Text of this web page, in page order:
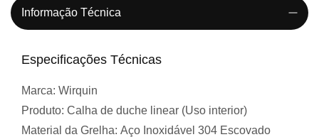
Informação Técnica
Especificações Técnicas
Marca: Wirquin
Produto: Calha de duche linear (Uso interior)
Material da Grelha: Aço Inoxidável 304 Escovado